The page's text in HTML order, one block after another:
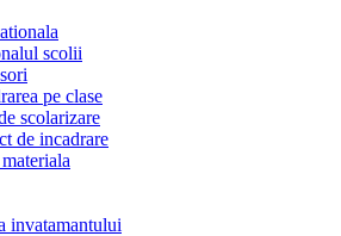
scolii
pe clase
scolarizare
de incadrare
invatamantului